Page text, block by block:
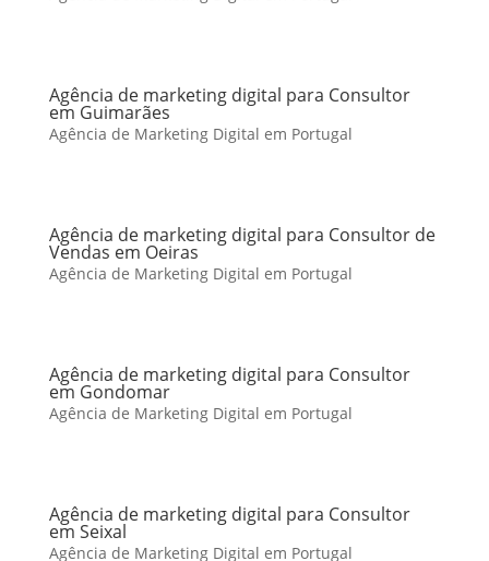
Agência de marketing digital para Consultor
em Guimarães
Agência de Marketing Digital em Portugal
Agência de marketing digital para Consultor de
Vendas em Oeiras
Agência de Marketing Digital em Portugal
Agência de marketing digital para Consultor
em Gondomar
Agência de Marketing Digital em Portugal
Agência de marketing digital para Consultor
em Seixal
Agência de Marketing Digital em Portugal